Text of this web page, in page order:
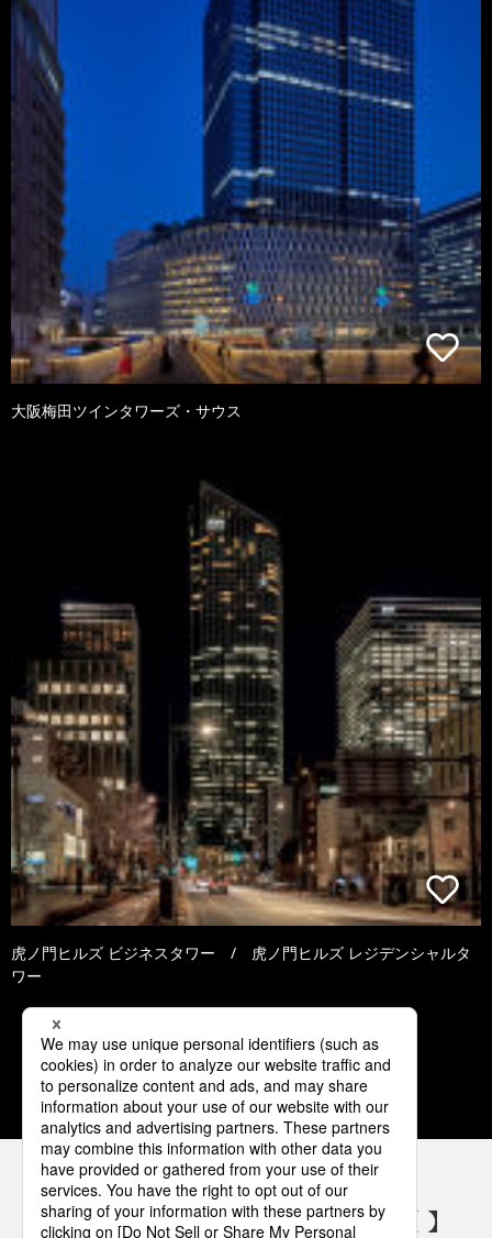
大阪梅田ツインタワーズ・サウス
虎ノ門ヒルズ ビジネスタワー / 虎ノ門ヒルズ レジデンシャルタ
ワー
3 4 5 6 7
パナソニックの電気設備 SNSアカウント